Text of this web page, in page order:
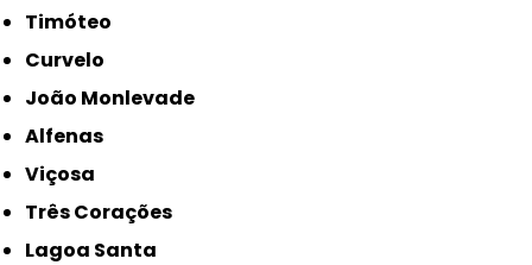
Timóteo
Curvelo
João Monlevade
Alfenas
Viçosa
Três Corações
Lagoa Santa